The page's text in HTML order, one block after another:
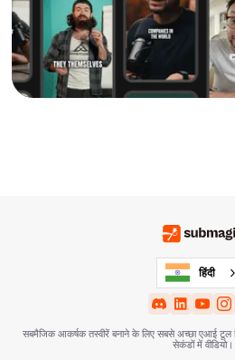
हिंदी
सबमैजिक आकर्षक तस्वीरें बनाने के लिए सबसे अच्छा एआई
सेकंडों में वीडियो।